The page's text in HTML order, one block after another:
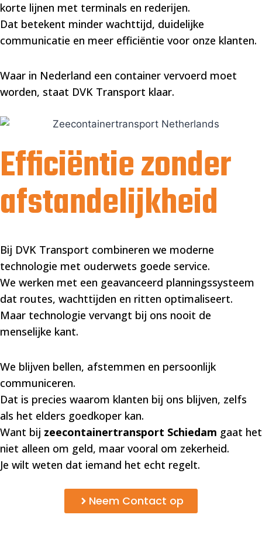
korte lijnen met terminals en rederijen.
Dat betekent minder wachttijd, duidelijke
communicatie en meer efficiëntie voor onze klanten.
Waar in Nederland een container vervoerd moet
worden, staat DVK Transport klaar.
Efficiëntie zonder
afstandelijkheid
Bij DVK Transport combineren we moderne
technologie met ouderwets goede service.
We werken met een geavanceerd planningssysteem
dat routes, wachttijden en ritten optimaliseert.
Maar technologie vervangt bij ons nooit de
menselijke kant.
We blijven bellen, afstemmen en persoonlijk
communiceren.
Dat is precies waarom klanten bij ons blijven, zelfs
als het elders goedkoper kan.
Want bij zeecontainertransport Schiedam gaat het
niet alleen om geld, maar vooral om zekerheid.
Je wilt weten dat iemand het echt regelt.
Neem Contact op